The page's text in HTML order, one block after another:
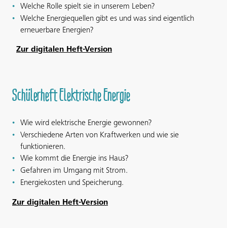
Welche Rolle spielt sie in unserem Leben?
Welche Energiequellen gibt es und was sind eigentlich
erneuerbare Energien?
Zur digitalen Heft-Version
Schülerheft Elektrische Energie
Wie wird elektrische Energie gewonnen?
Verschiedene Arten von Kraftwerken und wie sie
funktionieren.
Wie kommt die Energie ins Haus?
Gefahren im Umgang mit Strom.
Energiekosten und Speicherung.
Zur digitalen Heft-Version